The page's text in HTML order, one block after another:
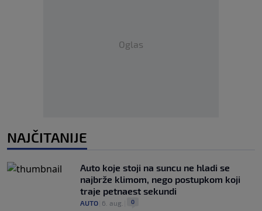
Oglas
NAJČITANIJE
Auto koje stoji na suncu ne hladi se
najbrže klimom, nego postupkom koji
traje petnaest sekundi
AUTO 6. aug. 0